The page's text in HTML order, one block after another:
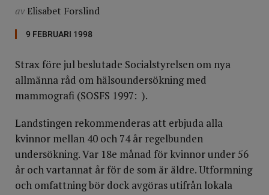
av Elisabet Forslind
9 FEBRUARI 1998
Strax före jul beslutade Socialstyrelsen om nya
allmänna råd om hälsoundersökning med
mammografi (SOSFS 1997: ).
Landstingen rekommenderas att erbjuda alla
kvinnor mellan 40 och 74 år regelbunden
undersökning. Var 18e månad för kvinnor under 56
år och vartannat år för de som är äldre. Utformning
och omfattning bör dock avgöras utifrån lokala